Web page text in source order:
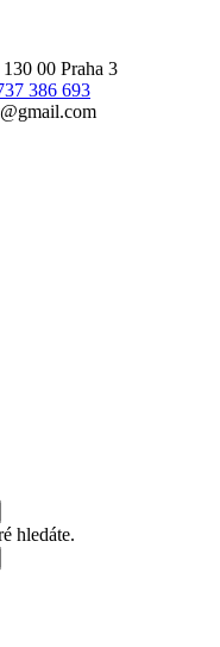
00 Praha 3
386 693
hledáte.